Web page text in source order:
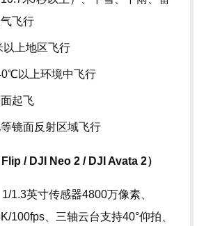
飞行
以上地区飞行
以上环境中飞行
起飞
镜面反射区域飞行
/ DJI Neo 2 / DJI Avata 2）
1.3英寸传感器4800万像素、
100fps、三轴云台支持40°仰拍、